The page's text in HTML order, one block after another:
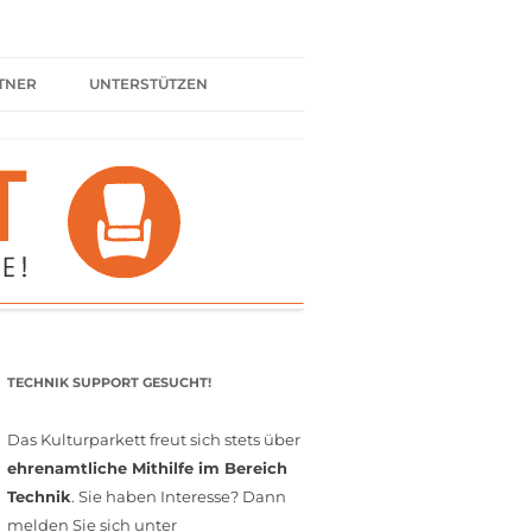
UNTERSTÜTZEN
SPENDEN
FÖRDERMITGLIED WERDEN
MITGLIEDSCHAFT
TECHNIK SUPPORT GESUCHT!
Das Kulturparkett freut sich stets über
ehrenamtliche Mithilfe im Bereich
Technik. Sie haben Interesse? Dann
melden Sie sich unter